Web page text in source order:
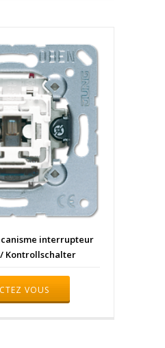
interrupteur
Kontrollschalter
VOUS